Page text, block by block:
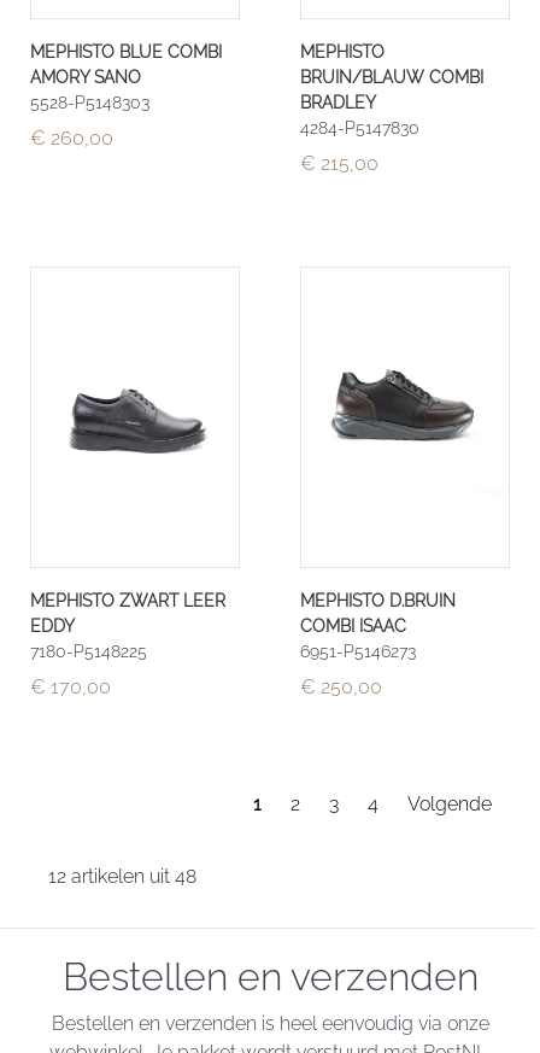
MEPHISTO BLUE COMBI
AMORY SANO
5528-P5148303
€ 260,00
MEPHISTO
BRUIN/BLAUW COMBI
BRADLEY
4284-P5147830
€ 215,00
MEPHISTO ZWART LEER
EDDY
7180-P5148225
€ 170,00
MEPHISTO D.BRUIN
COMBI ISAAC
6951-P5146273
€ 250,00
1 2 3 4 Volgende
12 artikelen uit 48
Bestellen en verzenden
Bestellen en verzenden is heel eenvoudig via onze